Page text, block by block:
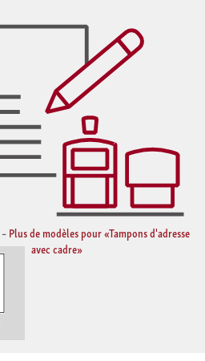
–Plus de modèles pour «Tampons d'adresse
avec cadre»